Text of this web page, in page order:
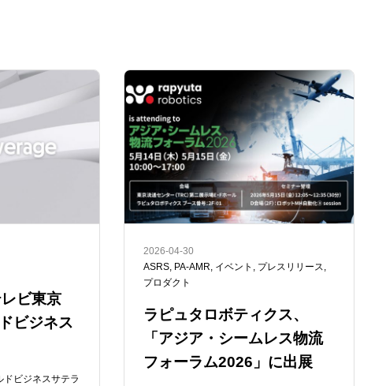
ビ東京
ビジネス
ビジネスサテラ
2026-04-30
ASRS, PA-AMR, イベント , プレスリリース,
プロダクト
ラピュタロボティクス、
「アジア・シームレス物流
フォーラム2026」に出展